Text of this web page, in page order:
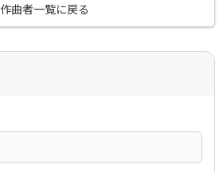
作曲者一覧に戻る